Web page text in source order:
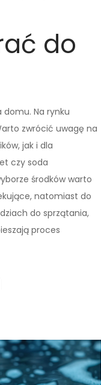
do
Na rynku
zwrócić uwagę na
jak i dla
czy soda
środków warto
natomiast do
do sprzątania,
proces